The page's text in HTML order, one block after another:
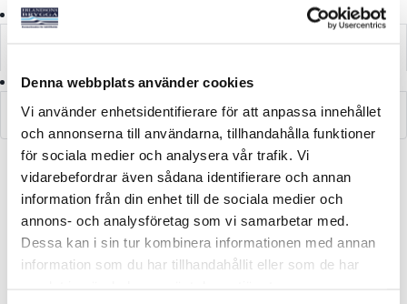
Denna webbplats använder cookies
Vi använder enhetsidentifierare för att anpassa innehållet
och annonserna till användarna, tillhandahålla funktioner
för sociala medier och analysera vår trafik. Vi
vidarebefordrar även sådana identifierare och annan
information från din enhet till de sociala medier och
annons- och analysföretag som vi samarbetar med.
Dessa kan i sin tur kombinera informationen med annan
information som du har tillhandahållit eller som de har
Fråga om produkt
Liknande produkter